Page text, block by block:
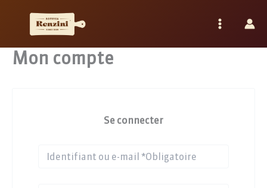
contenu
Mon compte
Se connecter